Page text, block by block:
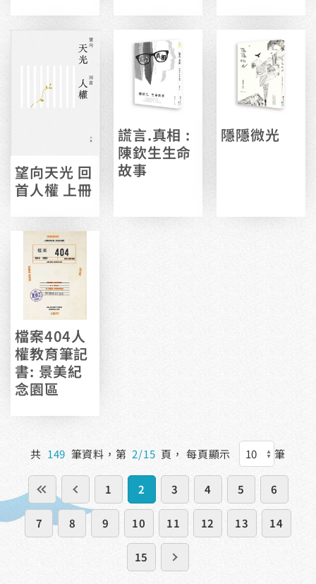
望向天光 回
首人權 上冊
謊言.真相 :
陳欽生生命
故事
隱隱微光
檔案404人
權教育筆記
書: 景美紀
念園區
共 149 筆資料，第 2/15 頁， 每頁顯示 筆
1 2 3 4 5 6
7 8 9 10 11 12 13 14
15